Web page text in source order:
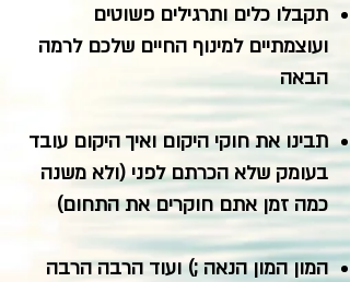
תקבלו כלים ותרגילים פשוטים
ועוצמתיים למינוף החיים שלכם לרמה
הבאה
תבינו את חוקי היקום ואיך היקום עובד
בעומק שלא הכרתם לפני (ולא משנה
כמה זמן אתם חוקרים את התחום)
המון המון הנאה ;) ועוד הרבה הרבה